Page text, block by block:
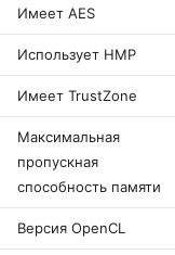
Имеет AES
Использует HMP
Имеет TrustZone
Максимальная
пропускная
способность памяти
Версия OpenCL